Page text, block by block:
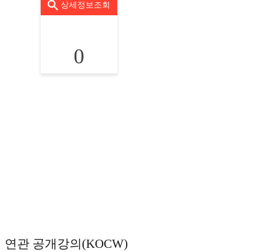
상세정보조회
0
연관 공개강의(KOCW)